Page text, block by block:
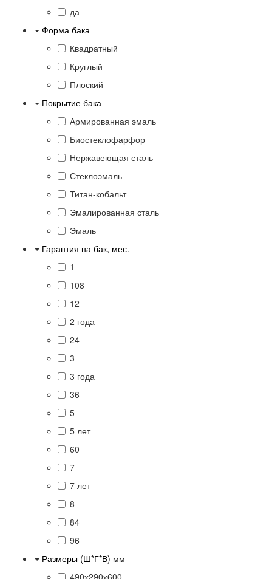
да
Форма бака
Квадратный
Круглый
Плоский
Покрытие бака
Армированная эмаль
Биостеклофарфор
Нержавеющая сталь
Стеклоэмаль
Титан-кобальт
Эмалированная сталь
Эмаль
Гарантия на бак, мес.
1
108
12
2 года
24
3
3 года
36
5
5 лет
60
7
7 лет
8
84
96
Размеры (Ш*Г*В) мм
490х290х600